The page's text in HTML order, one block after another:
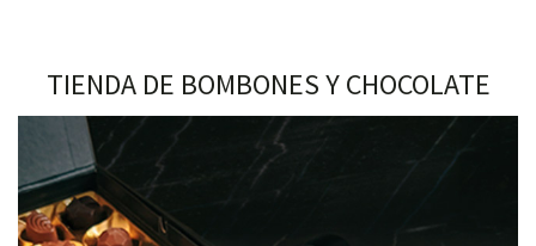
TIENDA DE BOMBONES Y CHOCOLATE